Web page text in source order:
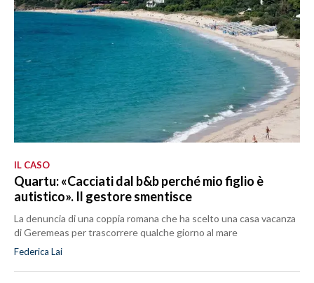
IL CASO
Quartu: «Cacciati dal b&b perché mio figlio è
autistico». Il gestore smentisce
La denuncia di una coppia romana che ha scelto una casa vacanza
di Geremeas per trascorrere qualche giorno al mare
Federica Lai